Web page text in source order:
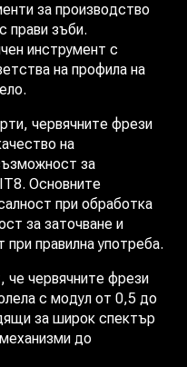
за производство
прави зъби.
инструмент с
на профила на
червячните фрези
на
за
Основните
при обработка
за заточване и
правилна употреба.
че червячните фрези
с модул от 0,5 до
за широк спектър
до